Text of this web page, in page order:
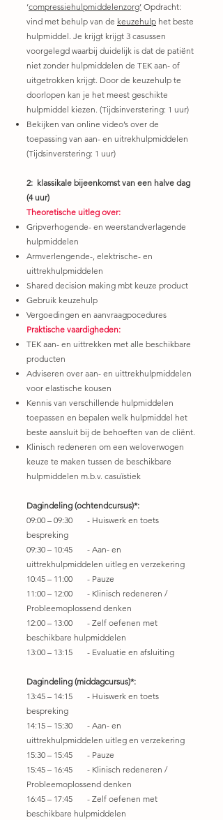
‘compressiehulpmiddelenzorg’ Opdracht:
vind met behulp van de keuzehulp het beste
hulpmiddel. Je krijgt krijgt 3 casussen
voorgelegd waarbij duidelijk is dat de patiënt
niet zonder hulpmiddelen de TEK aan- of
uitgetrokken krijgt. Door de keuzehulp te
doorlopen kan je het meest geschikte
hulpmiddel kiezen. (Tijdsinverstering: 1 uur)
Bekijken van online video’s over de
toepassing van aan- en uitrekhulpmiddelen
(Tijdsinverstering: 1 uur)
2: klassikale bijeenkomst van een halve dag
(4 uur)
Theoretische uitleg over:
Gripverhogende- en weerstandverlagende
hulpmiddelen
Armverlengende-, elektrische- en
uittrekhulpmiddelen
Shared decision making mbt keuze product
Gebruik keuzehulp
Vergoedingen en aanvraagpocedures
Praktische vaardigheden:
TEK aan- en uittrekken met alle beschikbare
producten
Adviseren over aan- en uittrekhulpmiddelen
voor elastische kousen
Kennis van verschillende hulpmiddelen
toepassen en bepalen welk hulpmiddel het
beste aansluit bij de behoeften van de cliënt.
Klinisch redeneren om een weloverwogen
keuze te maken tussen de beschikbare
hulpmiddelen m.b.v. casuïstiek
Dagindeling (ochtendcursus)*:
09:00 – 09:30 - Huiswerk en toets
bespreking
09:30 – 10:45 - Aan- en
uittrekhulpmiddelen uitleg en verzekering
10:45 – 11:00 - Pauze
11:00 – 12:00 - Klinisch redeneren /
Probleemoplossend denken
12:00 – 13:00 - Zelf oefenen met
beschikbare hulpmiddelen
13:00 – 13:15 - Evaluatie en afsluiting
Dagindeling (middagcursus)*:
13:45 – 14:15 - Huiswerk en toets
bespreking
14:15 – 15:30 - Aan- en
uittrekhulpmiddelen uitleg en verzekering
15:30 – 15:45 - Pauze
15:45 – 16:45 - Klinisch redeneren /
Probleemoplossend denken
16:45 – 17:45 - Zelf oefenen met
beschikbare hulpmiddelen